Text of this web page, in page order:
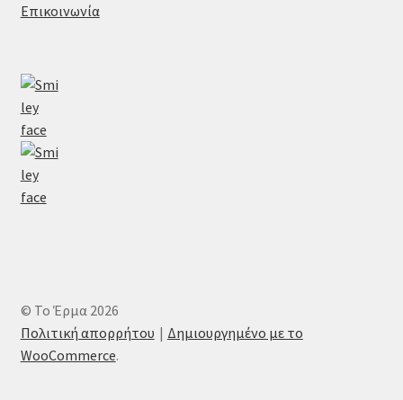
Επικοινωνία
© Το Έρμα 2026
Πολιτική απορρήτου
Δημιουργημένο με το
WooCommerce.